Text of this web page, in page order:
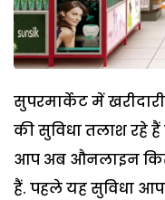
सुपरमार्केट में
की सुविधा तलाश रहे
आप अब औनलाइन
हैं. पहले यह सुविधा